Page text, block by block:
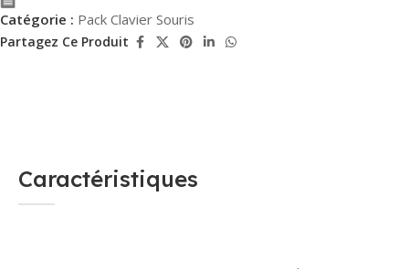
Catégorie : Pack Clavier Souris
Partagez Ce Produit
Caractéristiques